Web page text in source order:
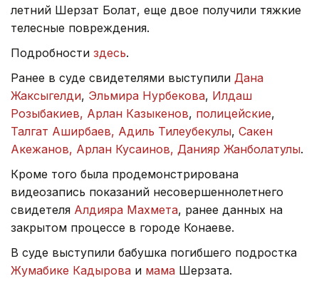
летний Шерзат Болат, еще двое получили тяжкие
телесные повреждения.
Подробности здесь.
Ранее в суде свидетелями выступили Дана
Жаксыгелди, Эльмира Нурбекова, Илдаш
Розыбакиев, Арлан Казыкенов, полицейские,
Талгат Аширбаев, Адиль Тилеубекулы, Сакен
Акежанов, Арлан Кусаинов, Данияр Жанболатулы.
Кроме того была продемонстрирована
видеозапись показаний несовершеннолетнего
свидетеля Алдияра Махмета, ранее данных на
закрытом процессе в городе Конаеве.
В суде выступили бабушка погибшего подростка
Жумабике Кадырова и мама Шерзата.